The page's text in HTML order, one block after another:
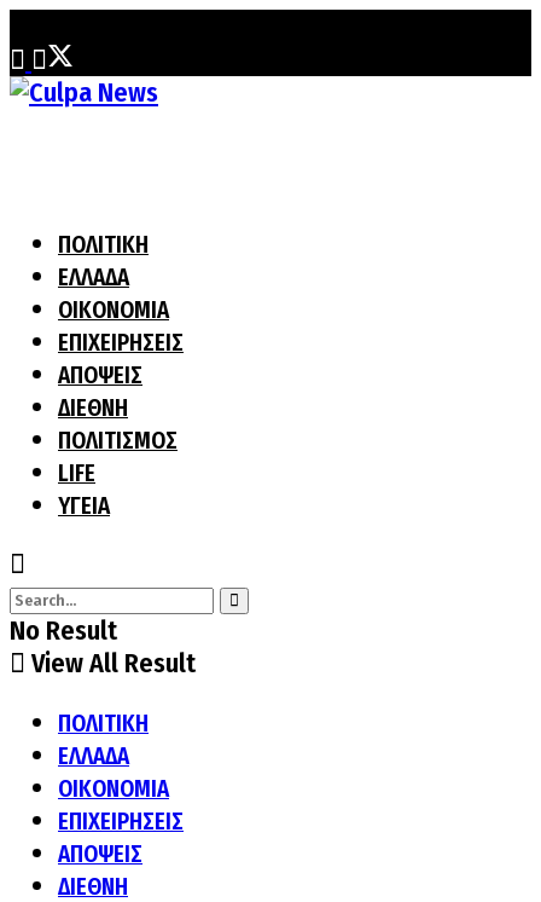
ΠΟΛΙΤΙΚΗ
ΕΛΛΑΔΑ
ΟΙΚΟΝΟΜΙΑ
ΕΠΙΧΕΙΡΗΣΕΙΣ
ΑΠΟΨΕΙΣ
ΔΙΕΘΝΗ
ΠΟΛΙΤΙΣΜΟΣ
LIFE
ΥΓΕΙΑ
No Result
View All Result
ΠΟΛΙΤΙΚΗ
ΕΛΛΑΔΑ
ΟΙΚΟΝΟΜΙΑ
ΕΠΙΧΕΙΡΗΣΕΙΣ
ΑΠΟΨΕΙΣ
ΔΙΕΘΝΗ